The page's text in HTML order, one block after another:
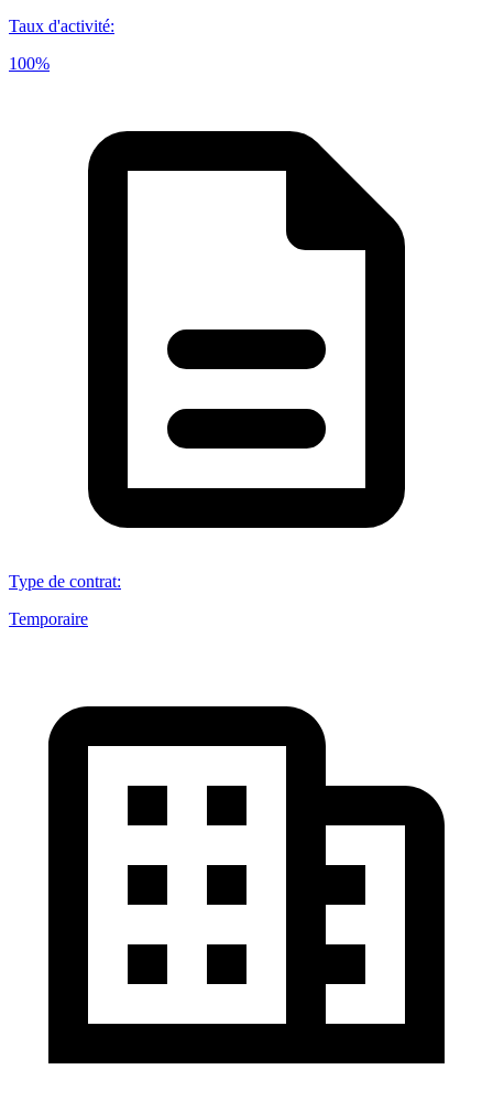
Taux d'activité:
100%
Type de contrat:
Temporaire